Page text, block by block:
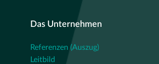
Das Unternehmen
Referenzen (Auszug)
Leitbild